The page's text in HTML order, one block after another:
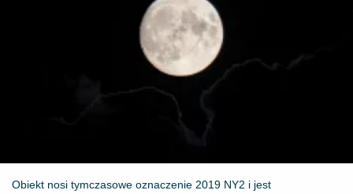
Obiekt nosi tymczasowe oznaczenie 2019 NY2 i jest